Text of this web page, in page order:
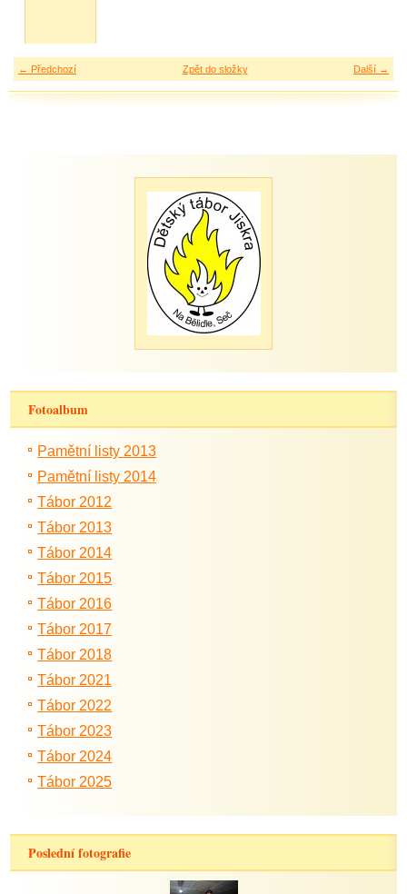
← Předchozí Další →
Zpět do složky
Fotoalbum
Pamětní listy 2013
Pamětní listy 2014
Tábor 2012
Tábor 2013
Tábor 2014
Tábor 2015
Tábor 2016
Tábor 2017
Tábor 2018
Tábor 2021
Tábor 2022
Tábor 2023
Tábor 2024
Tábor 2025
Poslední fotografie